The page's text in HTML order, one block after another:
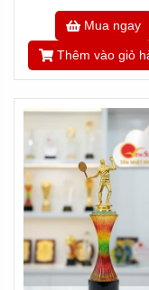
Mua ngay
Thêm vào giỏ